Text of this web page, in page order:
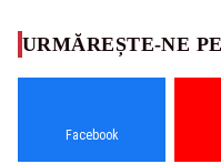
URMĂREȘTE-NE PE
Facebook